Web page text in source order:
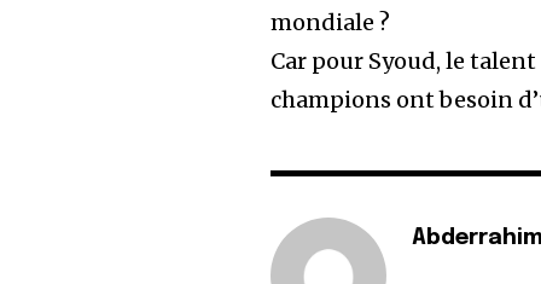
mondiale ?
Car pour Syoud, le
champions ont besoin